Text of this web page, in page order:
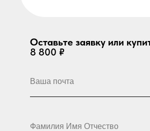
Оставьте заявку или
8 800 ₽